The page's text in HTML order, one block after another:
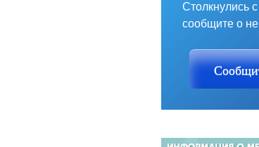
Столкнулись
сообщите о